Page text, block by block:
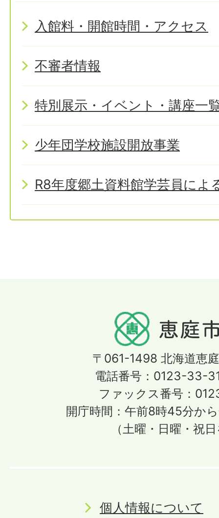
入館料・開館時間・アクセス
不審者情報
特別展示・イベント・講座一
少年団学校施設開放事業
R8年度郷土資料館学芸員によ
〒061-1498 北海道恵
電話番号：0123-33-
ファックス番号：
開庁時間：午前8時45分か
（土曜・日曜・祝
個人情報について